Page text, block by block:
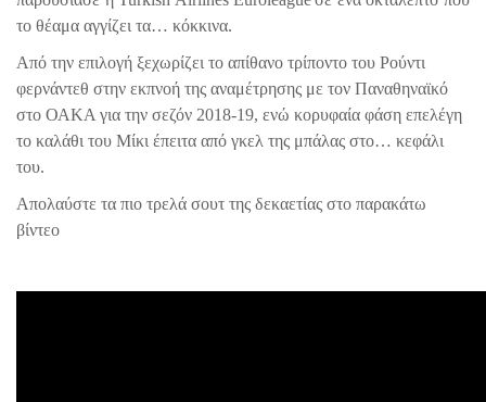
το θέαμα αγγίζει τα… κόκκινα.
Από την επιλογή ξεχωρίζει το απίθανο τρίποντο του Ρούντι
φερνάντεθ στην εκπνοή της αναμέτρησης με τον Παναθηναϊκό
στο ΟΑΚΑ για την σεζόν 2018-19, ενώ κορυφαία φάση επελέγη
το καλάθι του Μίκι έπειτα από γκελ της μπάλας στο… κεφάλι
του.
Απολαύστε τα πιο τρελά σουτ της δεκαετίας στο παρακάτω
βίντεο